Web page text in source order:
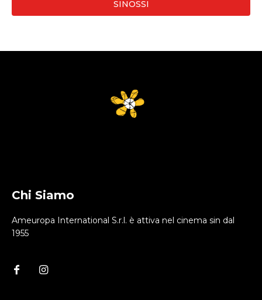
SINOSSI
Chi Siamo
Ameuropa International S.r.l. è attiva nel cinema sin dal
1955